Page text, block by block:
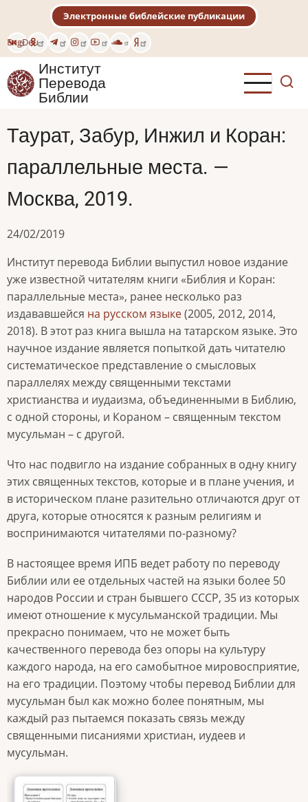
основному
содержанию
EngDeu
Электронные библейские публикации
Институт
Перевода
Библии
Таурат, Забур, Инжил и Коран:
параллельные места. —
Москва, 2019.
24/02/2019
Институт перевода Библии выпустил новое издание
уже известной читателям книги «Библия и Коран:
параллельные места», ранее несколько раз
издававшейся на русском языке(2005, 2012, 2014,
2018). В этот раз книга вышла на татарском языке. Это
научное издание является попыткой дать читателю
систематическое представление о смысловых
параллелях между священными текстами
христианства и иудаизма, объединенными в Библию,
с одной стороны, и Кораном – священным текстом
мусульман – с другой.
Что нас подвигло на издание собранных в одну книгу
этих священных текстов, которые и в плане учения, и
в историческом плане разительно отличаются друг от
друга, которые относятся к разным религиям и
воспринимаются читателями по-разному?
В настоящее время ИПБ ведет работу по переводу
Библии или ее отдельных частей на языки более 50
народов России и стран бывшего СССР, 35 из которых
имеют отношение к мусульманской традиции. Мы
прекрасно понимаем, что не может быть
качественного перевода без опоры на культуру
каждого народа, на его самобытное мировосприятие,
на его традиции. Поэтому чтобы перевод Библии для
мусульман был как можно более понятным, мы
каждый раз пытаемся показать связь между
священными писаниями христиан, иудеев и
мусульман.